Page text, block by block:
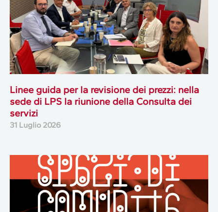
Linee guida per la revisione dei prezzi: nella
sede di LPS la riunione della Consulta dei
servizi
31 Luglio 2026